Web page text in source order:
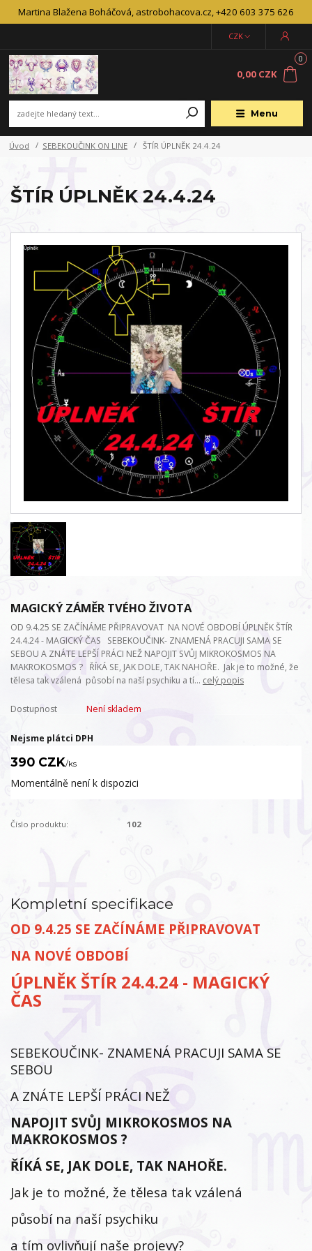
Martina Blažena Boháčová, astrobohacova.cz, +420 603 375 626
Menu
CZK
0
0,00 CZK
Úvod SEBEKOUČINK ON LINE ŠTÍR ÚPLNĚK 24.4.24
ŠTÍR ÚPLNĚK 24.4.24
MAGICKÝ ZÁMĚR TVÉHO ŽIVOTA
OD 9.4.25 SE ZAČÍNÁME PŘIPRAVOVAT NA NOVÉ OBDOBÍ ÚPLNĚK ŠTÍR
24.4.24 - MAGICKÝ ČAS SEBEKOUČINK- ZNAMENÁ PRACUJI SAMA SE
SEBOU A ZNÁTE LEPŠÍ PRÁCI NEŽ NAPOJIT SVŮJ MIKROKOSMOS NA
MAKROKOSMOS ? ŘÍKÁ SE, JAK DOLE, TAK NAHOŘE. Jak je to možné, že
tělesa tak vzálená působí na naší psychiku a tí... celý popis
Dostupnost Není skladem
Nejsme plátci DPH
390 CZK/ks
Momentálně není k dispozici
Číslo produktu: 102
Kompletní specifikace
OD 9.4.25 SE ZAČÍNÁME PŘIPRAVOVAT
NA NOVÉ OBDOBÍ
ÚPLNĚK ŠTÍR 24.4.24 - MAGICKÝ
ČAS
SEBEKOUČINK- ZNAMENÁ PRACUJI SAMA SE
SEBOU
A ZNÁTE LEPŠÍ PRÁCI NEŽ
NAPOJIT SVŮJ MIKROKOSMOS NA
MAKROKOSMOS ?
ŘÍKÁ SE, JAK DOLE, TAK NAHOŘE.
Jak je to možné, že tělesa tak vzálená
působí na naší psychiku
a tím ovlivňují naše projevy?